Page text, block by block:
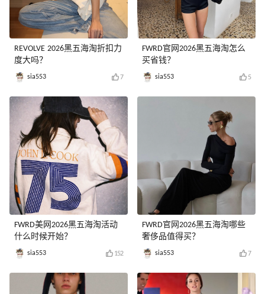
REVOLVE 2026黑五海淘折扣力
度大吗？
sia553 7
FWRD美网2026黑五海淘活动
什么时候开始？
sia553 152
FWRD官网2026黑五海淘怎么
买省钱？
sia553 5
FWRD官网2026黑五海淘哪些
奢侈品值得买？
sia553 7